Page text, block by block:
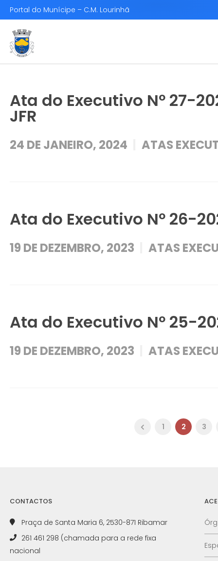
Portal do Munícipe – C.M. Lourinhã
Ata do Executivo Nº 27-
JFR
24 DE JANEIRO, 2024 ATAS
Ata do Executivo Nº 26-
19 DE DEZEMBRO, 2023 ATAS
Ata do Executivo Nº 25-
19 DE DEZEMBRO, 2023 ATAS
1 2 3
CONTACTOS
Praça de Santa Maria 6, 2530-871 Ribamar
261 461 298 (chamada para a rede fixa
nacional